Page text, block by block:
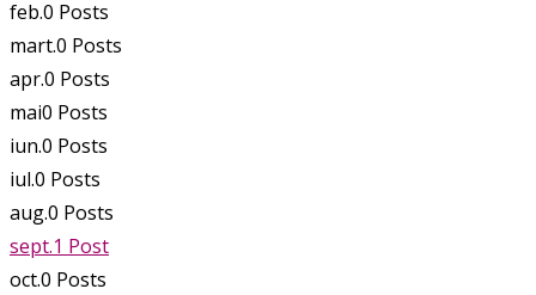
feb.0 Posts
mart.0 Posts
apr.0 Posts
mai0 Posts
iun.0 Posts
iul.0 Posts
aug.0 Posts
sept.1 Post
oct.0 Posts